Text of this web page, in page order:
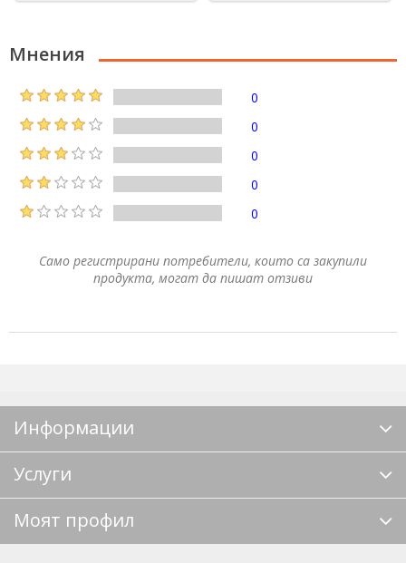
Мнения
0
0
0
0
0
Само регистрирани потребители, които са закупили
продукта, могат да пишат отзиви
Информации
Услуги
Моят профил